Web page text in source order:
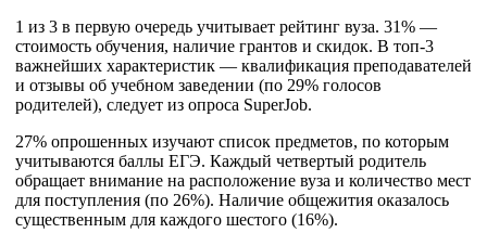
1 из 3 в первую очередь учитывает рейтинг вуза. 31% —
стоимость обучения, наличие грантов и скидок. В топ-3
важнейших характеристик — квалификация преподавателей
и отзывы об учебном заведении (по 29% голосов
родителей), следует из опроса SuperJob.
27% опрошенных изучают список предметов, по которым
учитываются баллы ЕГЭ. Каждый четвертый родитель
обращает внимание на расположение вуза и количество мест
для поступления (по 26%). Наличие общежития оказалось
существенным для каждого шестого (16%).